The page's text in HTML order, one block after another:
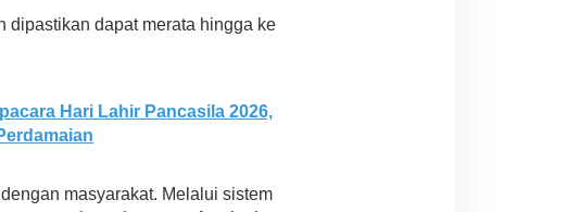
dipastikan dapat merata hingga ke
Hari Lahir Pancasila 2026,
masyarakat. Melalui sistem